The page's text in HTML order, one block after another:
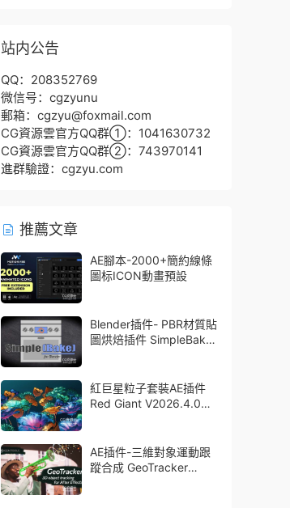
站内公告
QQ：208352769
微信号：cgzyunu
郵箱：cgzyu@foxmail.com
CG資源雲官方QQ群①：1041630732
CG資源雲官方QQ群②：743970141
進群驗證：cgzyu.com
推薦文章
AE腳本-2000+簡約線條
圖标ICON動畫預設
Blender插件- PBR材質貼
圖烘焙插件 SimpleBake
紅巨星粒子套裝AE插件
Red Giant V2026.4.0
Bullet + VFX Suit
AE插件-三維對象運動跟
蹤合成 GeoTracker